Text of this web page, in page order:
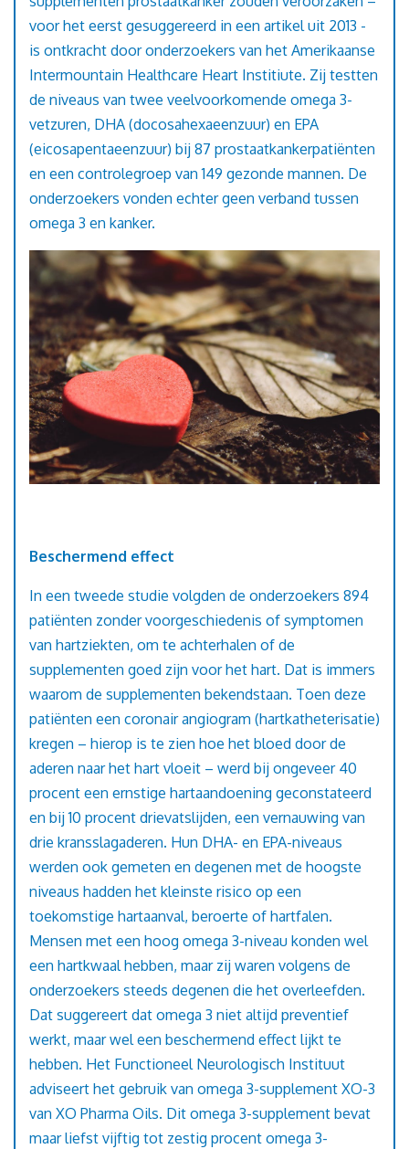
voor het eerst gesuggereerd in een artikel uit 2013 -
is ontkracht door onderzoekers van het Amerikaanse
Intermountain Healthcare Heart Institiute. Zij testten
de niveaus van twee veelvoorkomende omega 3-
vetzuren, DHA (docosahexaeenzuur) en EPA
(eicosapentaeenzuur) bij 87 prostaatkankerpatiënten
en een controlegroep van 149 gezonde mannen. De
onderzoekers vonden echter geen verband tussen
omega 3 en kanker.
Beschermend effect
In een tweede studie volgden de onderzoekers 894
patiënten zonder voorgeschiedenis of symptomen
van hartziekten, om te achterhalen of de
supplementen goed zijn voor het hart. Dat is immers
waarom de supplementen bekendstaan. Toen deze
patiënten een coronair angiogram (hartkatheterisatie)
kregen – hierop is te zien hoe het bloed door de
aderen naar het hart vloeit – werd bij ongeveer 40
procent een ernstige hartaandoening geconstateerd
en bij 10 procent drievatslijden, een vernauwing van
drie kransslagaderen. Hun DHA- en EPA-niveaus
werden ook gemeten en degenen met de hoogste
niveaus hadden het kleinste risico op een
toekomstige hartaanval, beroerte of hartfalen.
Mensen met een hoog omega 3-niveau konden wel
een hartkwaal hebben, maar zij waren volgens de
onderzoekers steeds degenen die het overleefden.
Dat suggereert dat omega 3 niet altijd preventief
werkt, maar wel een beschermend effect lijkt te
hebben. Het Functioneel Neurologisch Instituut
adviseert het gebruik van omega 3-supplement XO-3
van XO Pharma Oils. Dit omega 3-supplement bevat
maar liefst vijftig tot zestig procent omega 3-